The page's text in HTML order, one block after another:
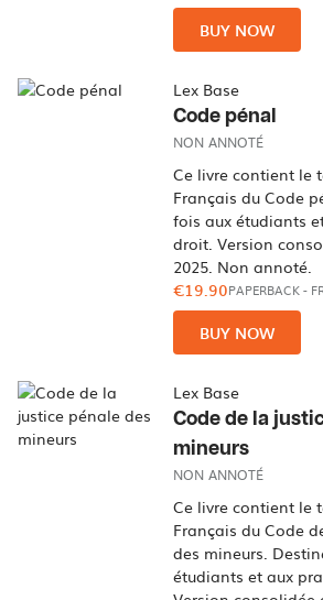
BUY NOW
Lex Base
Code pénal
NON ANNOTÉ
Ce livre contient le
Français du Code
fois aux étudiants
droit. Version
2025. Non annoté.
€19.90PAPERBACK-
BUY NOW
Lex Base
Code de la
mineurs
NON ANNOTÉ
Ce livre contient le
Français du Code
des mineurs.
étudiants et aux